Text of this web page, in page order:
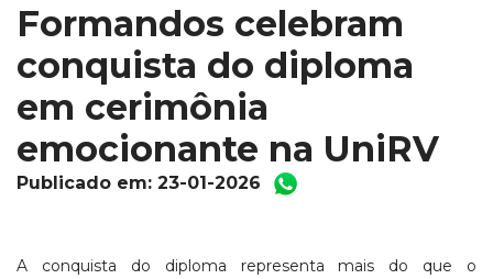
Formandos celebram
conquista do diploma
em cerimônia
emocionante na UniRV
Publicado em: 23-01-2026
A conquista do diploma representa mais do que o